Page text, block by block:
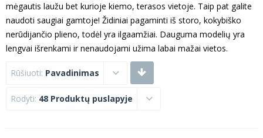
mėgautis laužu bet kurioje kiemo, terasos vietoje. Taip pat galite
naudoti saugiai gamtoje! Židiniai pagaminti iš storo, kokybiško
nerūdijančio plieno, todėl yra ilgaamžiai. Dauguma modelių yra
lengvai išrenkami ir nenaudojami užima labai mažai vietos.
Rūšiuoti: Pavadinimas
Rodyti: 48 Produktų puslapyje